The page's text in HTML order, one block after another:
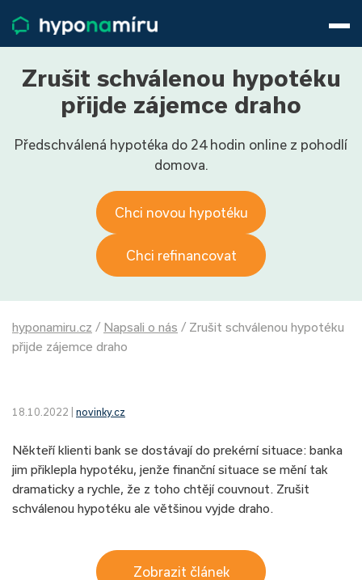
Životní pojištění
Pojištění nemovitosti
Články
O nás
800 688 388
9−16 hod.
Zrušit schválenou hypotéku
přijde zájemce draho
Předschválená hypotéka do 24 hodin online z pohodlí
domova.
Chci novou hypotéku
Chci refinancovat
hyponamiru.cz / Napsali o nás / Zrušit schválenou hypotéku
přijde zájemce draho
18.10.2022 | novinky.cz
Někteří klienti bank se dostávají do prekérní situace: banka
jim přiklepla hypotéku, jenže finanční situace se mění tak
dramaticky a rychle, že z toho chtějí couvnout. Zrušit
schválenou hypotéku ale většinou vyjde draho.
Zobrazit článek